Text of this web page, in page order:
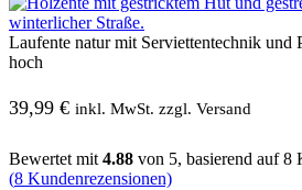
Laufente natur mit Serviettentechnik und
hoch
39,99 € inkl. MwSt. zzgl. Versand
Bewertet mit 4.88 von 5, basierend auf8
(8 Kundenrezensionen)